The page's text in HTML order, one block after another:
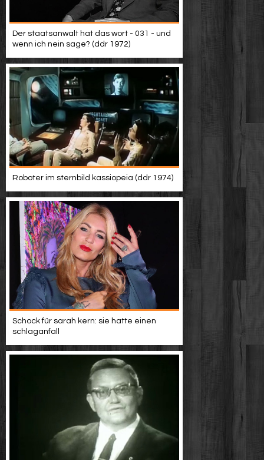
Der staatsanwalt hat das wort - 031 - und
wenn ich nein sage? (ddr 1972)
Roboter im sternbild kassiopeia (ddr 1974)
Schock für sarah kern: sie hatte einen
schlaganfall